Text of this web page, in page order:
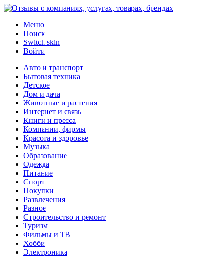
Меню
Поиск
Switch skin
Войти
Авто и транспорт
Бытовая техника
Детское
Дом и дача
Животные и растения
Интернет и связь
Книги и пресса
Компании, фирмы
Красота и здоровье
Музыка
Образование
Одежда
Питание
Спорт
Покупки
Развлечения
Разное
Строительство и ремонт
Туризм
Фильмы и ТВ
Хобби
Электроника